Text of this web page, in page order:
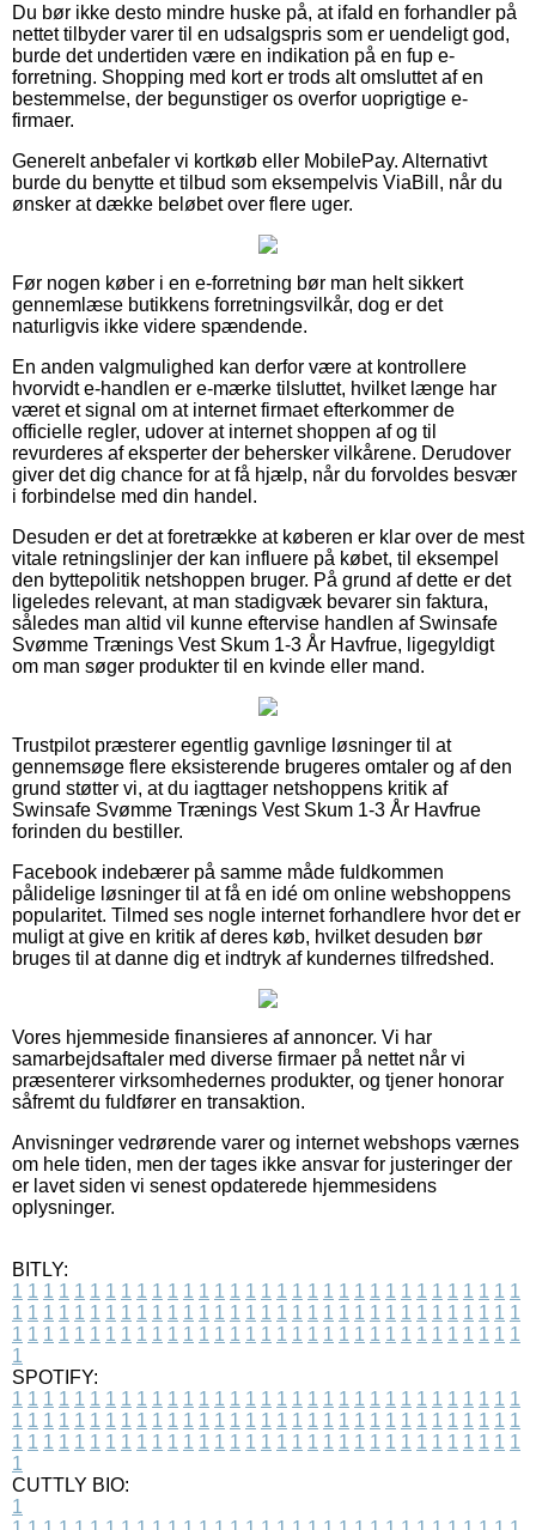
Du bør ikke desto mindre huske på, at ifald en forhandler på
nettet tilbyder varer til en udsalgspris som er uendeligt god,
burde det undertiden være en indikation på en fup e-
forretning. Shopping med kort er trods alt omsluttet af en
bestemmelse, der begunstiger os overfor uoprigtige e-
firmaer.
Generelt anbefaler vi kortkøb eller MobilePay. Alternativt
burde du benytte et tilbud som eksempelvis ViaBill, når du
ønsker at dække beløbet over flere uger.
Før nogen køber i en e-forretning bør man helt sikkert
gennemlæse butikkens forretningsvilkår, dog er det
naturligvis ikke videre spændende.
En anden valgmulighed kan derfor være at kontrollere
hvorvidt e-handlen er e-mærke tilsluttet, hvilket længe har
været et signal om at internet firmaet efterkommer de
officielle regler, udover at internet shoppen af og til
revurderes af eksperter der behersker vilkårene. Derudover
giver det dig chance for at få hjælp, når du forvoldes besvær
i forbindelse med din handel.
Desuden er det at foretrække at køberen er klar over de mest
vitale retningslinjer der kan influere på købet, til eksempel
den byttepolitik netshoppen bruger. På grund af dette er det
ligeledes relevant, at man stadigvæk bevarer sin faktura,
således man altid vil kunne eftervise handlen af Swinsafe
Svømme Trænings Vest Skum 1-3 År Havfrue, ligegyldigt
om man søger produkter til en kvinde eller mand.
Trustpilot præsterer egentlig gavnlige løsninger til at
gennemsøge flere eksisterende brugeres omtaler og af den
grund støtter vi, at du iagttager netshoppens kritik af
Swinsafe Svømme Trænings Vest Skum 1-3 År Havfrue
forinden du bestiller.
Facebook indebærer på samme måde fuldkommen
pålidelige løsninger til at få en idé om online webshoppens
popularitet. Tilmed ses nogle internet forhandlere hvor det er
muligt at give en kritik af deres køb, hvilket desuden bør
bruges til at danne dig et indtryk af kundernes tilfredshed.
Vores hjemmeside finansieres af annoncer. Vi har
samarbejdsaftaler med diverse firmaer på nettet når vi
præsenterer virksomhedernes produkter, og tjener honorar
såfremt du fuldfører en transaktion.
Anvisninger vedrørende varer og internet webshops værnes
om hele tiden, men der tages ikke ansvar for justeringer der
er lavet siden vi senest opdaterede hjemmesidens
oplysninger.
BITLY:
1 1 1 1 1 1 1 1 1 1 1 1 1 1 1 1 1 1 1 1 1 1 1 1 1 1 1 1 1 1 1 1 1
1 1 1 1 1 1 1 1 1 1 1 1 1 1 1 1 1 1 1 1 1 1 1 1 1 1 1 1 1 1 1 1 1
1 1 1 1 1 1 1 1 1 1 1 1 1 1 1 1 1 1 1 1 1 1 1 1 1 1 1 1 1 1 1 1 1
1
SPOTIFY:
1 1 1 1 1 1 1 1 1 1 1 1 1 1 1 1 1 1 1 1 1 1 1 1 1 1 1 1 1 1 1 1 1
1 1 1 1 1 1 1 1 1 1 1 1 1 1 1 1 1 1 1 1 1 1 1 1 1 1 1 1 1 1 1 1 1
1 1 1 1 1 1 1 1 1 1 1 1 1 1 1 1 1 1 1 1 1 1 1 1 1 1 1 1 1 1 1 1 1
1
CUTTLY BIO:
1